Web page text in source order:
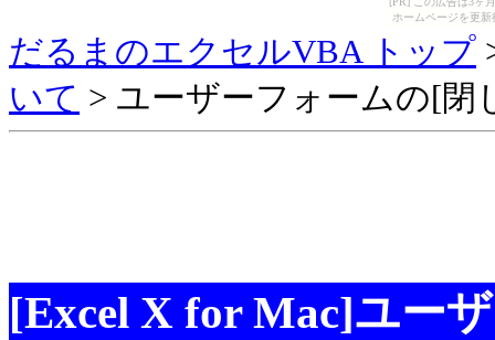
ホームページを更
だるまのエクセルVBA トップ
いて > ユーザーフォームの[
[Excel X for Mac]ユー